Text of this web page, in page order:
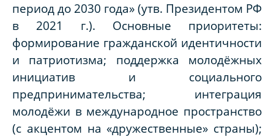
период до 2030 года» (утв. Президентом РФ
в 2021 г.). Основные приоритеты:
формирование гражданской идентичности
и патриотизма; поддержка молодёжных
инициатив и социального
предпринимательства; интеграция
молодёжи в международное пространство
(с акцентом на «дружественные» страны);